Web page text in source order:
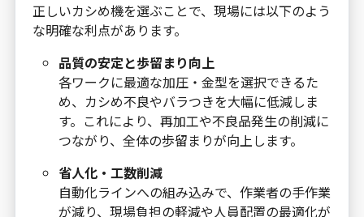
正しいカシめ機を選ぶことで、現場には以下のよう
な明確な利点があります。
品質の安定と歩留まり向上
各ワークに最適な加圧・金型を選択できるた
め、カシめ不良やバラつきを大幅に低減しま
す。これにより、再加工や不良品発生の削減に
つながり、全体の歩留まりが向上します。
省人化・工数削減
自動化ラインへの組み込みで、作業者の手作業
が減り、現場負担の軽減や人員配置の最適化が